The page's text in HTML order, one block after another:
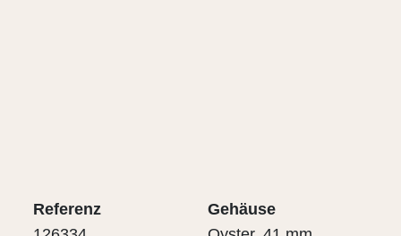
Referenz
Gehäuse